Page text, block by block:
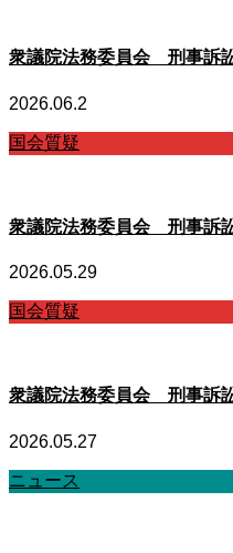
衆議院法務委員会 刑事訴
2026.06.2
国会質疑
衆議院法務委員会 刑事訴
2026.05.29
国会質疑
衆議院法務委員会 刑事訴
2026.05.27
ニュース